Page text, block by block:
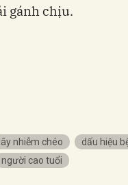
gánh chịu.
lây nhiễm chéo
dấu hiệu
người cao tuổi